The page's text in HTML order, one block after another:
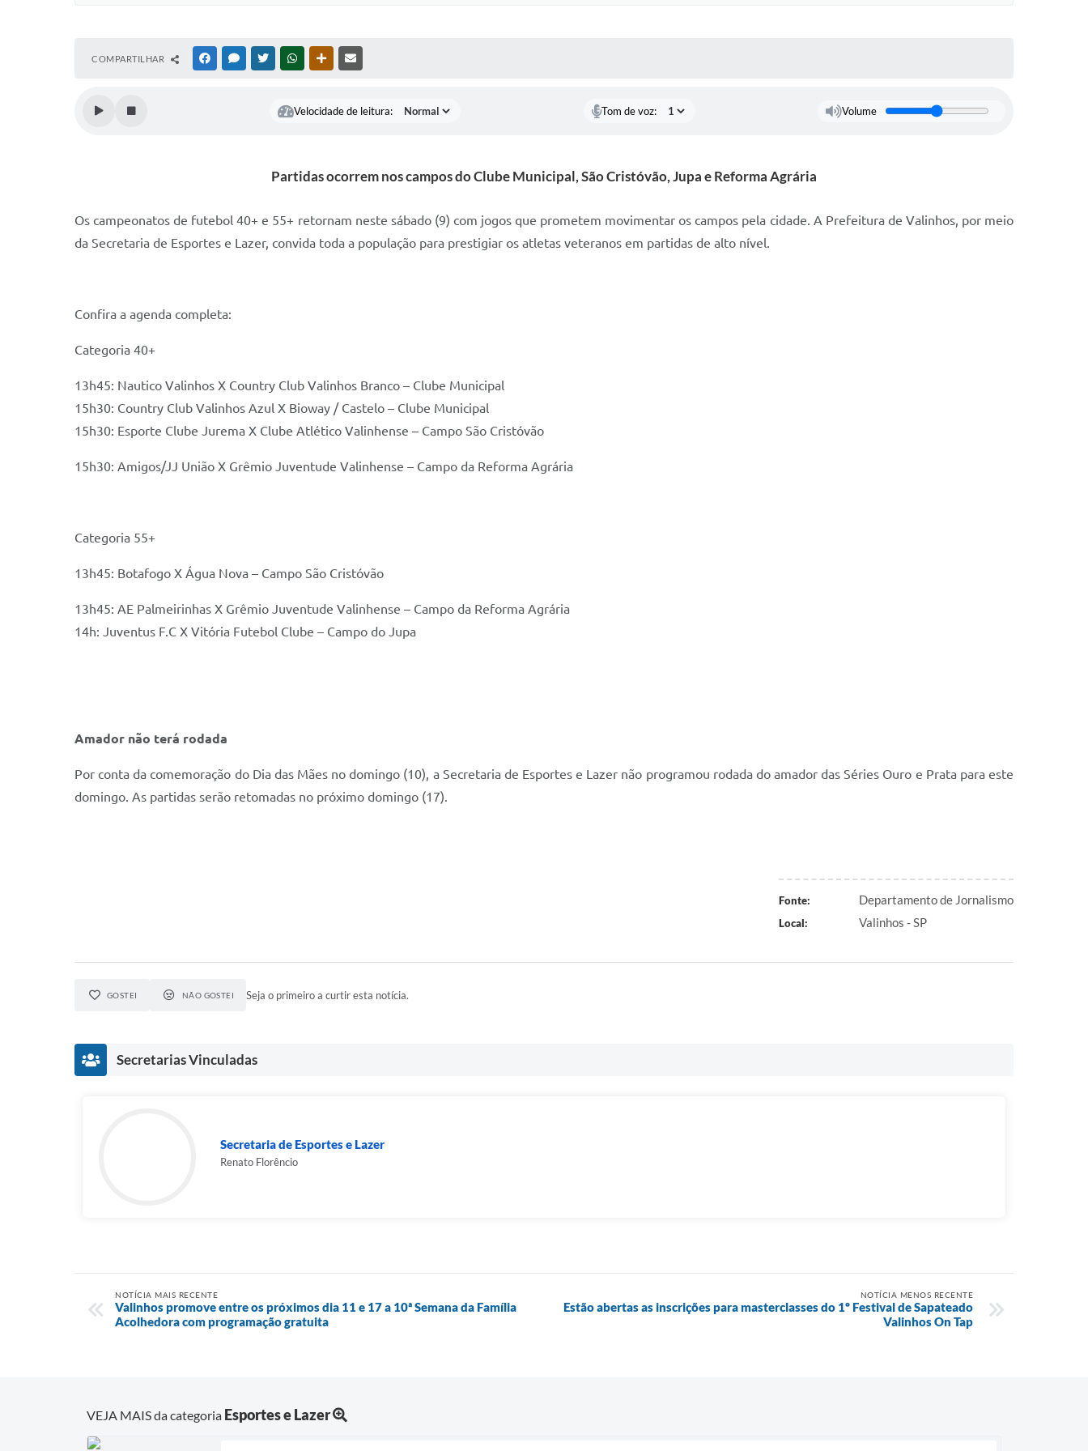
COMPARTILHAR FACEBOOKMESSENGER
TWITTERWHATSAPPOUTRAS MÍDIAS
Velocidade de leitura: Tom de voz: Volume
Partidas ocorrem nos campos do Clube Municipal, São Cristóvão, Jupa e Reforma Agrária
Os campeonatos de futebol 40+ e 55+ retornam neste sábado (9) com jogos que prometem movimentar os campos pela cidade. A Prefeitura de Valinhos, por meio
da Secretaria de Esportes e Lazer, convida toda a população para prestigiar os atletas veteranos em partidas de alto nível.
Confira a agenda completa:
Categoria 40+
13h45: Nautico Valinhos X Country Club Valinhos Branco – Clube Municipal
15h30: Country Club Valinhos Azul X Bioway / Castelo – Clube Municipal
15h30: Esporte Clube Jurema X Clube Atlético Valinhense – Campo São Cristóvão
15h30: Amigos/JJ União X Grêmio Juventude Valinhense – Campo da Reforma Agrária
Categoria 55+
13h45: Botafogo X Água Nova – Campo São Cristóvão
13h45: AE Palmeirinhas X Grêmio Juventude Valinhense – Campo da Reforma Agrária
14h: Juventus F.C X Vitória Futebol Clube – Campo do Jupa
Amador não terá rodada
Por conta da comemoração do Dia das Mães no domingo (10), a Secretaria de Esportes e Lazer não programou rodada do amador das Séries Ouro e Prata para este
domingo. As partidas serão retomadas no próximo domingo (17).
Fonte: Departamento de Jornalismo
Local: Valinhos - SP
GOSTEI NÃO GOSTEI Seja o primeiro a curtir esta notícia.
Secretarias Vinculadas
Secretaria de Esportes e Lazer
Renato Florêncio
NOTÍCIA MAIS RECENTE
Valinhos promove entre os próximos dia 11 e 17 a 10ª Semana da Família
Acolhedora com programação gratuita
NOTÍCIA MENOS RECENTE
Estão abertas as inscrições para masterclasses do 1º Festival de Sapateado
Valinhos On Tap
VEJA MAIS da categoria Esportes e Lazer